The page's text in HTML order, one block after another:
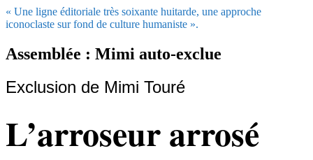
« Une ligne éditoriale très soixante huitarde, une approche
iconoclaste sur fond de culture humaniste ».
Assemblée : Mimi auto-exclue
Exclusion de Mimi Touré
L’arroseur arrosé